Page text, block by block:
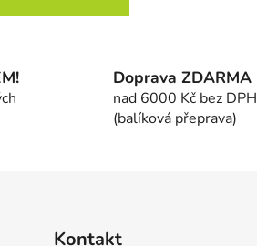
Doprava ZDARMA
nad 6000 Kč bez DPH
(balíková přeprava)
Kontakt